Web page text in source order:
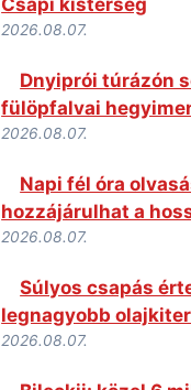
2026.08.07.
Dnyiprói túrázón
fülöpfalvai
2026.08.07.
Napi fél óra
hozzájárulhat a
2026.08.07.
Súlyos csapás
legnagyobb
2026.08.07.